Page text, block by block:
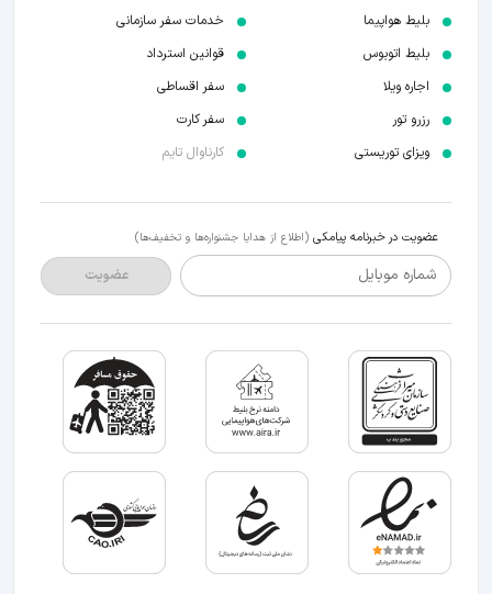
بلیط هواپیما
بلیط اتوبوس
اجاره ویلا
رزرو تور
ویزای توریستی
خدمات سفر سازمانی
قوانین استرداد
سفر اقساطی
سفر کارت
کارناوال تایم
عضویت در خبرنامه پیامکی (اطلاع از هدایا جشنواره‌ها و تخفیف‌ها)
شماره موبایل عضویت